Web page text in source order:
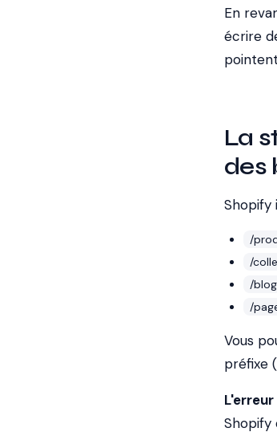
En
écrire
La
des
Shopify
/
/
/
/
Vous
préfixe (
Shopify